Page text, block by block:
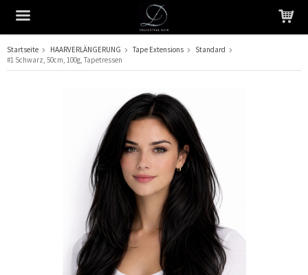
Das Produkt wurde in Ihren Warenkorb gelegt
Startseite HAARVERLÄNGERUNG Tape Extensions
Standard
#1 Schwarz, 50cm, 100g, Tapetressen